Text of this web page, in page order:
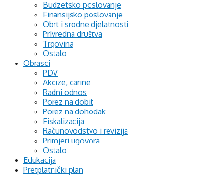
Budzetsko poslovanje
Finansijsko poslovanje
Obrt i srodne djelatnosti
Privredna društva
Trgovina
Ostalo
Obrasci
PDV
Akcize, carine
Radni odnos
Porez na dobit
Porez na dohodak
Fiskalizacija
Računovodstvo i revizija
Primjeri ugovora
Ostalo
Edukacija
Pretplatnički plan